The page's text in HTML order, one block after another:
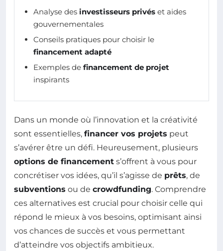
Analyse des investisseurs privés et aides
gouvernementales
Conseils pratiques pour choisir le
financement adapté
Exemples de financement de projet
inspirants
Dans un monde où l’innovation et la créativité
sont essentielles, financer vos projets peut
s’avérer être un défi. Heureusement, plusieurs
options de financement s’offrent à vous pour
concrétiser vos idées, qu’il s’agisse de prêts, de
subventions ou de crowdfunding. Comprendre
ces alternatives est crucial pour choisir celle qui
répond le mieux à vos besoins, optimisant ainsi
vos chances de succès et vous permettant
d’atteindre vos objectifs ambitieux.